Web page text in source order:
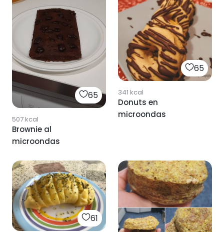
65
507kcal
Brownie al
microondas
65
341 kcal
Donuts en
microondas
61